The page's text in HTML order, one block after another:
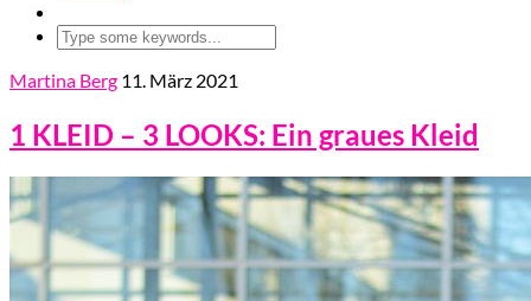
Martina Berg 11. März 2021
1 KLEID – 3 LOOKS: Ein graues Kleid